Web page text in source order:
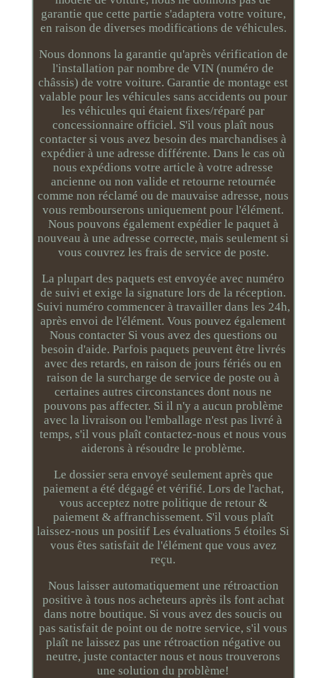
garantie que cette partie s'adaptera votre voiture,
en raison de diverses modifications de véhicules.
Nous donnons la garantie qu'après vérification de
l'installation par nombre de VIN (numéro de
châssis) de votre voiture. Garantie de montage est
valable pour les véhicules sans accidents ou pour
les véhicules qui étaient fixes/réparé par
concessionnaire officiel. S'il vous plaît nous
contacter si vous avez besoin des marchandises à
expédier à une adresse différente. Dans le cas où
nous expédions votre article à votre adresse
ancienne ou non valide et retourne retournée
comme non réclamé ou de mauvaise adresse, nous
vous rembourserons uniquement pour l'élément.
Nous pouvons également expédier le paquet à
nouveau à une adresse correcte, mais seulement si
vous couvrez les frais de service de poste.
La plupart des paquets est envoyée avec numéro
de suivi et exige la signature lors de la réception.
Suivi numéro commencer à travailler dans les 24h,
après envoi de l'élément. Vous pouvez également
Nous contacter Si vous avez des questions ou
besoin d'aide. Parfois paquets peuvent être livrés
avec des retards, en raison de jours fériés ou en
raison de la surcharge de service de poste ou à
certaines autres circonstances dont nous ne
pouvons pas affecter. Si il n'y a aucun problème
avec la livraison ou l'emballage n'est pas livré à
temps, s'il vous plaît contactez-nous et nous vous
aiderons à résoudre le problème.
Le dossier sera envoyé seulement après que
paiement a été dégagé et vérifié. Lors de l'achat,
vous acceptez notre politique de retour &
paiement & affranchissement. S'il vous plaît
laissez-nous un positif Les évaluations 5 étoiles Si
vous êtes satisfait de l'élément que vous avez
reçu.
Nous laisser automatiquement une rétroaction
positive à tous nos acheteurs après ils font achat
dans notre boutique. Si vous avez des soucis ou
pas satisfait de point ou de notre service, s'il vous
plaît ne laissez pas une rétroaction négative ou
neutre, juste contacter nous et nous trouverons
une solution du problème!